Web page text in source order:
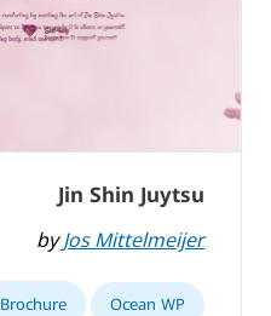
Jin Shin Juytsu
byJos Mittelmeijer
Ocean WP
Brochure